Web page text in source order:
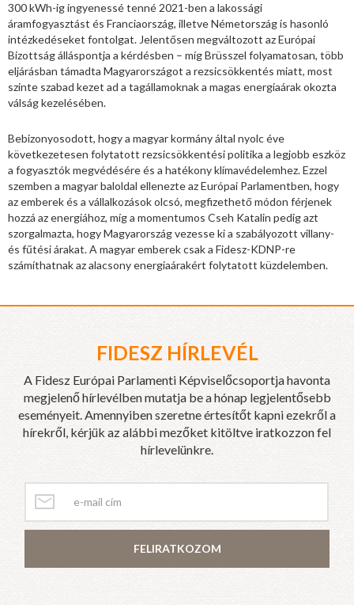
300 kWh-ig ingyenessé tenné 2021-ben a lakossági
áramfogyasztást és Franciaország, illetve Németország is hasonló
intézkedéseket fontolgat. Jelentősen megváltozott az Európai
Bizottság álláspontja a kérdésben – míg Brüsszel folyamatosan, több
eljárásban támadta Magyarországot a rezsicsökkentés miatt, most
szinte szabad kezet ad a tagállamoknak a magas energiaárak okozta
válság kezelésében.
Bebizonyosodott, hogy a magyar kormány által nyolc éve
következetesen folytatott rezsicsökkentési politika a legjobb eszköz
a fogyasztók megvédésére és a hatékony klímavédelemhez. Ezzel
szemben a magyar baloldal ellenezte az Európai Parlamentben, hogy
az emberek és a vállalkozások olcsó, megfizethető módon férjenek
hozzá az energiához, míg a momentumos Cseh Katalin pedig azt
szorgalmazta, hogy Magyarország vezesse ki a szabályozott villany-
és fűtési árakat. A magyar emberek csak a Fidesz-KDNP-re
számíthatnak az alacsony energiaárakért folytatott küzdelemben.
FIDESZ HÍRLEVÉL
A Fidesz Európai Parlamenti Képviselőcsoportja havonta
megjelenő hírlevélben mutatja be a hónap legjelentősebb
eseményeit. Amennyiben szeretne értesítőt kapni ezekről a
hírekről, kérjük az alábbi mezőket kitöltve iratkozzon fel
hírlevelünkre.
FELIRATKOZOM